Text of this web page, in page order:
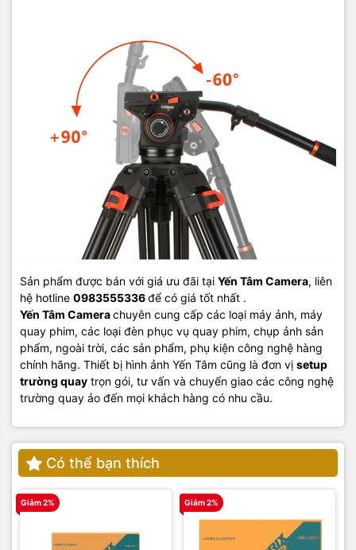
Sản phẩm được bán với giá ưu đãi tại Yến Tâm Camera, liên
hệ hotline 0983555336để có giá tốt nhất .
Yến Tâm Camerachuyên cung cấp các loại máy ảnh, máy
quay phim, các loại đèn phục vụ quay phim, chụp ảnh sản
phẩm, ngoài trời, các sản phẩm, phụ kiện công nghệ hàng
chính hãng. Thiết bị hình ảnh Yến Tâm cũng là đơn vị setup
trường quay trọn gói, tư vấn và chuyển giao các công nghệ
trường quay ảo đến mọi khách hàng có nhu cầu.
Có thể bạn thích
Giảm 2% Giảm 2%